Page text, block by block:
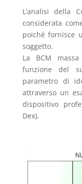
L’analisi della
considerata
poiché fornisce
soggetto.
La BCM
funzione del
parametro di
attraverso un
dispositivo
Dex).